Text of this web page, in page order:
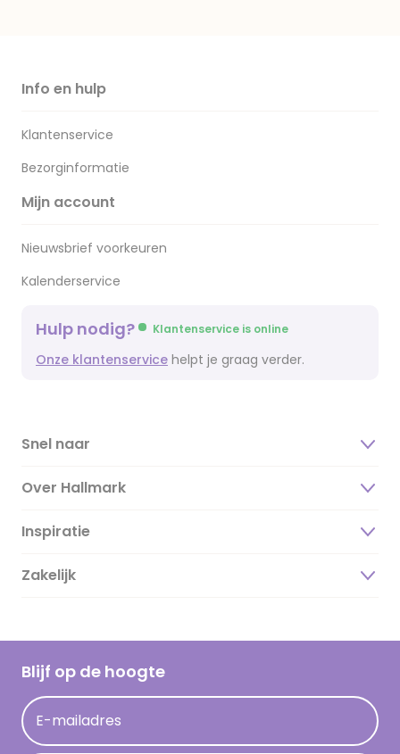
Info en hulp
Klantenservice
Bezorginformatie
Mijn account
Nieuwsbrief voorkeuren
Kalenderservice
Hulp nodig? Klantenservice is online
Onze klantenservice helpt je graag verder.
Snel naar
Over Hallmark
Over ons
Duurzaamheid
Hallmark Kaartclub
Acties
Persberichten
Inspiratie
Magazine
Cadeau inspiratie
Kaartinspiratie
Zakelijk
Blijf op de hoogte
E-mailadres